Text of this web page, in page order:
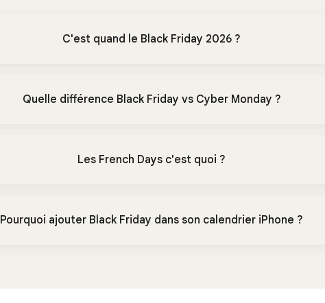
C'est quand le Black Friday 2026 ?
Quelle différence Black Friday vs Cyber Monday ?
Les French Days c'est quoi ?
Pourquoi ajouter Black Friday dans son calendrier iPhone ?